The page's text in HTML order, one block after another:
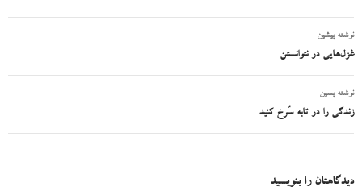
ناوبری
نوشته
نوشته پیشین
غزل‌هایی در نتوانستن
نوشته پسین
زندگی را در تابه سُرخ کنید
دیدگاهتان را بنویسید